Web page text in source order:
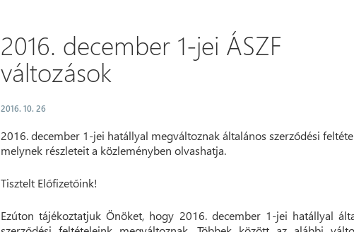
2016. december 1-jei ÁSZF
változások
2016. 10. 26
2016. december 1-jei hatállyal megváltoznak általános szerződési
melynek részleteit a közleményben olvashatja.
Tisztelt Előfizetőink!
Ezúton tájékoztatjuk Önöket, hogy 2016. december 1-jei hatállyal